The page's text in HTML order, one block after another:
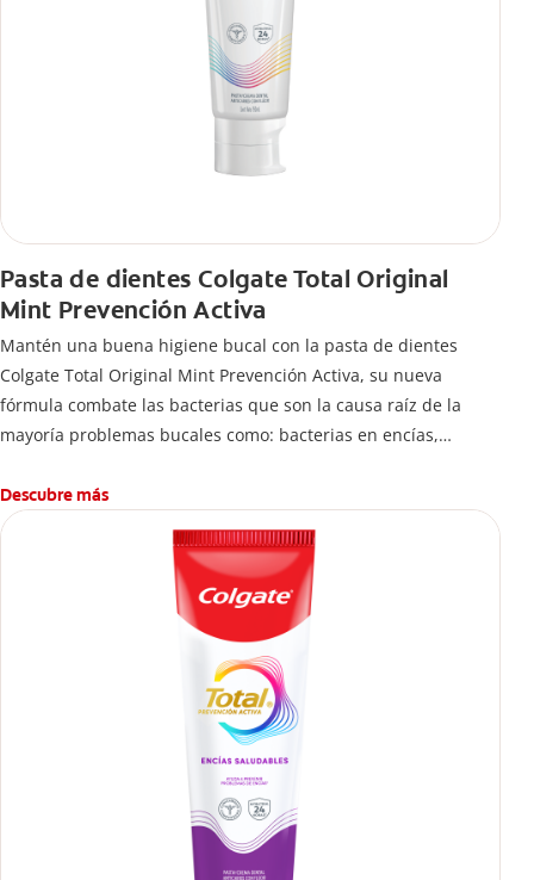
Pasta de dientes Colgate Total Original
Mint Prevención Activa
Mantén una buena higiene bucal con la pasta de dientes
Colgate Total Original Mint Prevención Activa, su nueva
fórmula combate las bacterias que son la causa raíz de la
mayoría problemas bucales como: bacterias en encías,
caries.
Descubre más